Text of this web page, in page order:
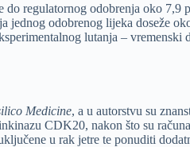
regulatornog odobrenja oko 7,9
jednog odobrenog lijeka doseže
lutanja – vremenski
Medicine, a u autorstvu su
CDK20, nakon što su
u rak jetre te ponuditi